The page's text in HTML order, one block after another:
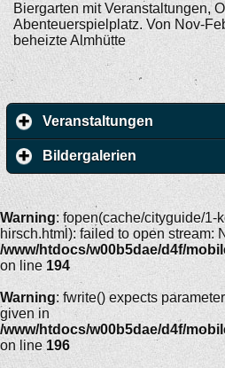
Biergarten mit Veranstaltungen,
Abenteuerspielplatz. Von Nov-
beheizte Almhütte
Veranstaltungen
Bildergalerien
Warning: fopen(cache/cityguide/1-
hirsch.html): failed to open stream:
/www/htdocs/w00b5dae/d4f/
on line 194
Warning: fwrite() expects
given in
/www/htdocs/w00b5dae/d4f/
on line 196